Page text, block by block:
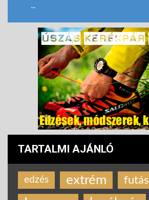
...
TARTALMI AJÁNLÓ
edzés extrém futás